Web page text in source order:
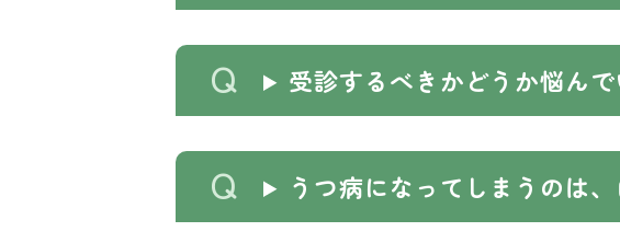
受診するべきかどうか悩ん
うつ病になってしまうのは